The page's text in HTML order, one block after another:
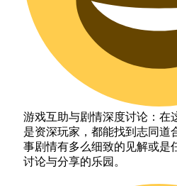
游戏互助与剧情深度讨论：在
是资深玩家，都能找到志同道
事剧情有多么细致的见解或是
讨论与分享的乐园。